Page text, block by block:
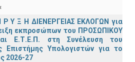
Υ Ξ Η ΔΙΕΝΕΡΓΕΙΑΣ ΕΚΛΟΓΩΝ για
εκπροσώπων του ΠΡΟΣΩΠΙΚΟΥ
Ε.Τ.Ε.Π. στη Συνέλευση του
Επιστήμης Υπολογιστών για το
2026-27